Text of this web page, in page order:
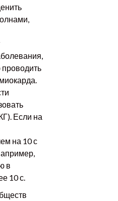
Если на
на 10 с
в
10 с.